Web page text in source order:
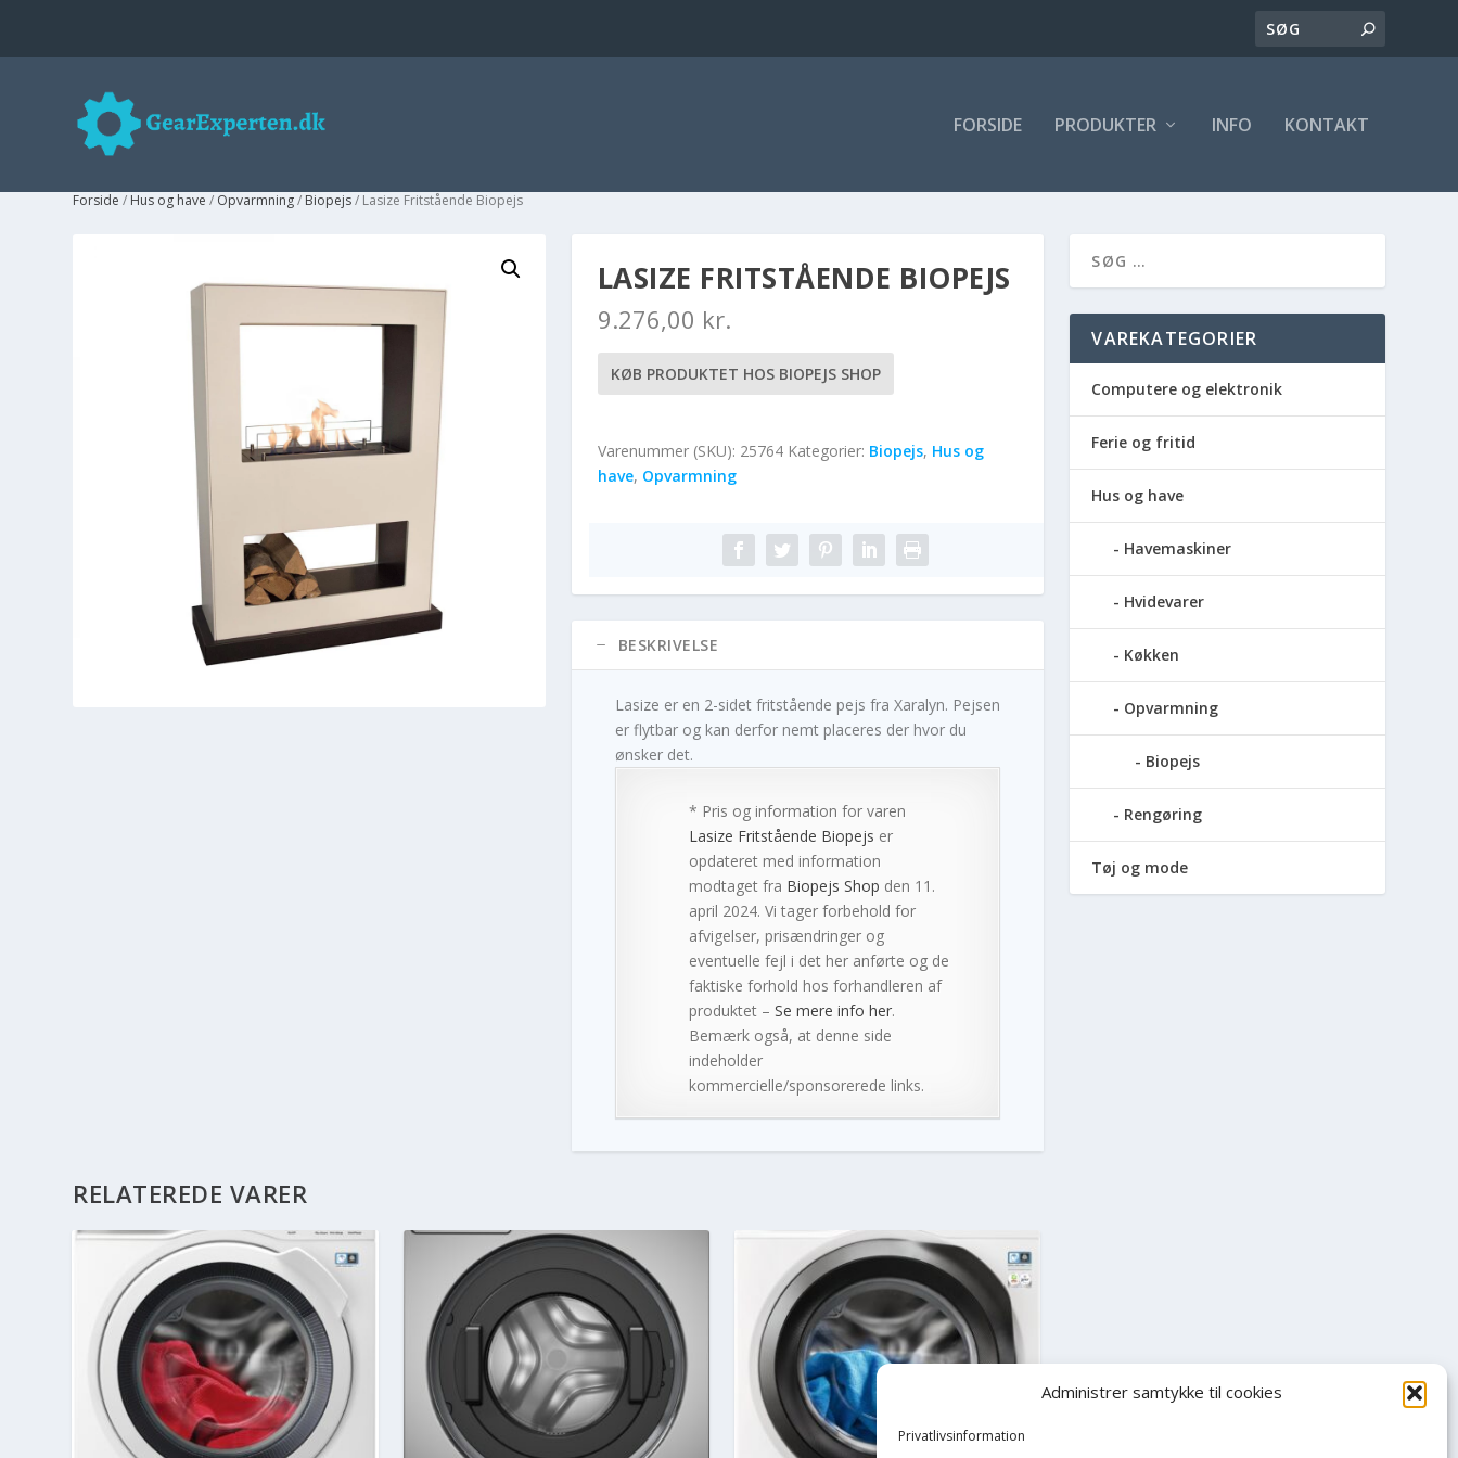
Administrer samtykke til cookies
Privatlivsinformation
FORSIDE PRODUKTER INFO KONTAKT
Forside / Hus og have / Opvarmning/ Biopejs/ Lasize Fritstående Biopejs
LASIZE FRITSTÅENDE BIOPEJS
9.276,00 kr.
KØB PRODUKTET HOS BIOPEJS SHOP
Varenummer (SKU): 25764 Kategorier: Biopejs, Hus og
have, Opvarmning
BESKRIVELSE
Lasize er en 2-sidet fritstående pejs fra Xaralyn. Pejsen
er flytbar og kan derfor nemt placeres der hvor du
ønsker det.
* Pris og information for varen
Lasize Fritstående Biopejs er
opdateret med information
modtaget fra Biopejs Shop den 11.
april 2024. Vi tager forbehold for
afvigelser, prisændringer og
eventuelle fejl i det her anførte og de
faktiske forhold hos forhandleren af
produktet – Se mere info her.
Bemærk også, at denne side
indeholder
kommercielle/sponsorerede links.
RELATEREDE VARER
VAREKATEGORIER
Computere og elektronik
Ferie og fritid
Hus og have
Havemaskiner
Hvidevarer
Køkken
Opvarmning
Biopejs
Rengøring
Tøj og mode